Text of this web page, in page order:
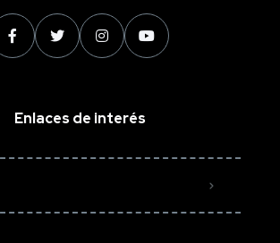
Enlaces de interés